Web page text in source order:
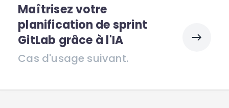
Maîtrisez votre
planification de sprint
GitLab grâce à l'IA
Cas d'usage suivant.